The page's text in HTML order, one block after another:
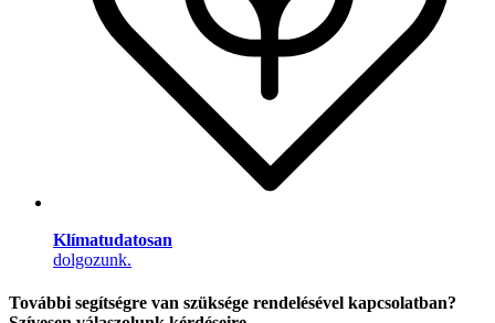
Klímatudatosan
dolgozunk.
További segítségre van szüksége rendelésével kapcsolatban?